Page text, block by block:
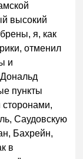
высокий
я, как
отменил
и
пункты
Саудовскую
Бахрейн,
в